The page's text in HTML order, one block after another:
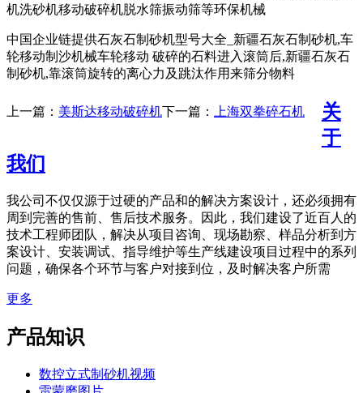
机洗砂机移动破碎机脱水筛振动筛等环保机械
中国企业链提供石灰石制砂机型号大全_新疆石灰石制砂机,车
轮移动制沙机械车轮移动 破碎的石料进入滚筒后,新疆石灰石
制砂机,靠滚筒旋转的离心力及跳汰作用来筛分物料
上一篇： 美斯达移动破碎机下一篇： 上海双拳碎石机
关
于
我们
我公司不仅仅源于过硬的产品和的解决方案设计，还必须拥有
周到完善的售前、售后技术服务。因此，我们建设了近百人的
技术工程师团队，解决从项目咨询、现场勘察、样品分析到方
案设计、安装调试、指导维护等生产线建设项目过程中的系列
问题，确保各个环节与客户对接到位，及时解决客户所需
更多
产品知识
数控立式制砂机视频